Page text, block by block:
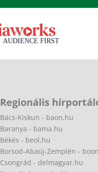
Regionális
Bács-Kiskun - baon.hu
Baranya - bama.hu
Békés - beol.hu
Borsod-Abaúj-Zemplén -
Csongrád - delmagyar.hu